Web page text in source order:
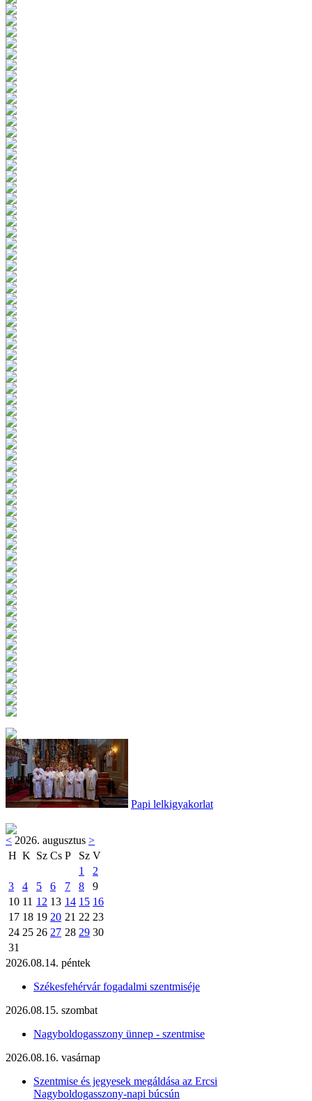
Papi lelkigyakorlat
< 2026. augusztus >
H K Sz Cs P Sz V
1
2
3
4 5 6 7 8
9
10 11 12 13 14 15 16
17 18 19 20 21 22 23
24 25 26 27 28 29 30
31
2026.08.14. péntek
Székesfehérvár fogadalmi szentmiséje
2026.08.15. szombat
Nagyboldogasszony ünnep - szentmise
2026.08.16. vasárnap
Szentmise és jegyesek megáldása az Ercsi
Nagyboldogasszony-napi búcsún